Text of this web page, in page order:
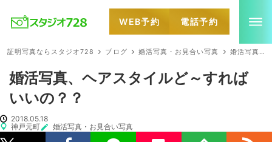
WEB予約 電話予約
証明写真ならスタジオ728 ブログ 婚活写真・お見合い写真 婚活写真、ヘアスタイルど～すればいいの？？
婚活写真、ヘアスタイルど～すれば
いいの？？
2018.05.18
神戸元町
婚活写真・お見合い写真